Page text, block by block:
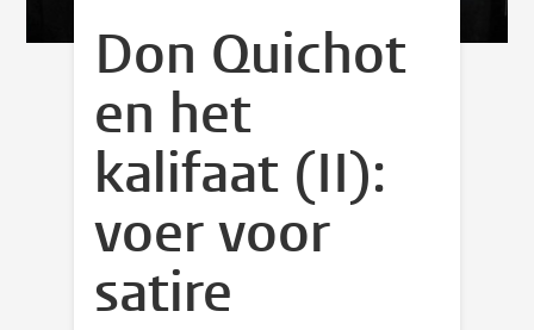
Don Quichot
en het
kalifaat (II):
voer voor
satire